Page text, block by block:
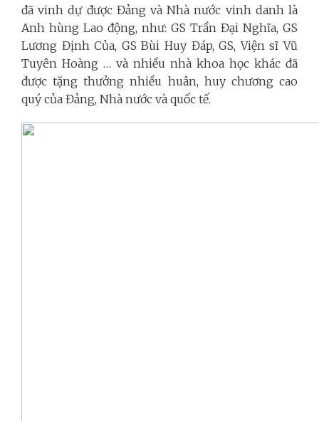
đã vinh dự được Đảng và Nhà nước vinh danh là
Anh hùng Lao động, như: GS Trần Đại Nghĩa, GS
Lương Định Của, GS Bùi Huy Đáp, GS, Viện sĩ Vũ
Tuyên Hoàng … và nhiều nhà khoa học khác đã
được tặng thưởng nhiều huân, huy chương cao
quý của Đảng, Nhà nước và quốc tế.